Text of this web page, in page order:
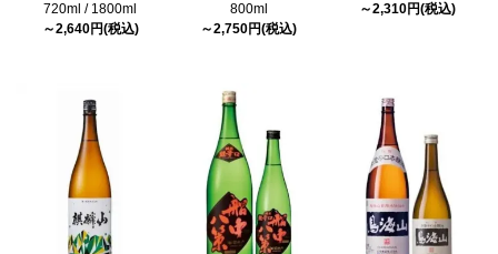
720ml / 1800ml
～2,640円(税込)
800ml
～2,750円(税込)
～2,310円(税込)